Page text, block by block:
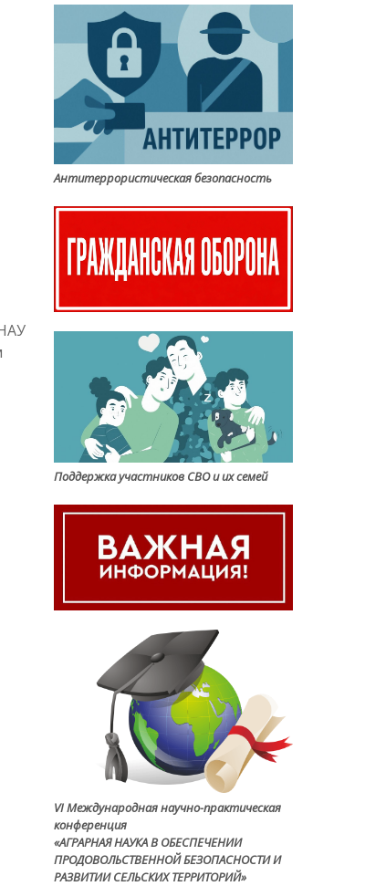
Антитеррористическая безопасность
Поддержка участников СВО и их семей
VI Международная научно-практическая
конференция
«АГРАРНАЯ НАУКА В ОБЕСПЕЧЕНИИ
ПРОДОВОЛЬСТВЕННОЙ БЕЗОПАСНОСТИ И
РАЗВИТИИ СЕЛЬСКИХ ТЕРРИТОРИЙ»